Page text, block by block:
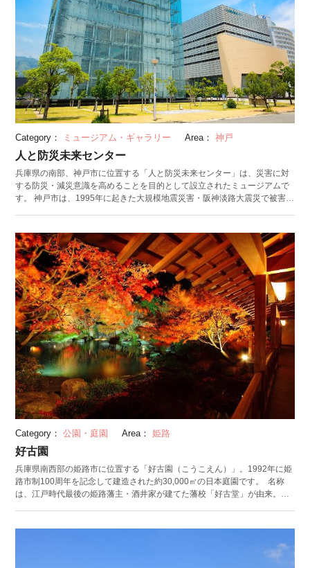
Category： ミュージアム・ギャラリー Area： 神戸
人と防災未来センター
兵庫県の南部、神戸市に位置する「人と防災未来センター」は、災害に対
する防災・減災意識を高めることを目的として設立されたミュージアムで
す。 神戸市は、1995年に起きた大規模地震災害・阪神淡路大震災で被害を
います。 建物は5階建ての西館と3階建ての東館に分かれています。西館で
は、ワークショップの開催や震災を追体験するシアター上映、ジオラマ模
型の展示など、身をもって防災について考えられるコンテンツがたくさ
ん。5階の資料室は無料で開放されています。東館では2011年に起こった
東日本大震災のドキュメンタリーを30分おきに上映しているほか、水と減
災について学ぶゾーンでは津波の実態についても学べます。 館内にはレス
トラン、防災グッズから神戸のお土産までを取り揃えたショップも併設さ
れています。
Category： 公園・庭園 Area： 姫路
好古園
兵庫県南西部の姫路市に位置する「好古園（こうこえん）」。1992年に姫
路市制100周年を記念して建造された約30,000㎡の日本庭園です。 名称
は、江戸時代最後の姫路藩主・酒井家が建てた藩校「好古堂」が由来。姫
園は江戸時代の建築を再現した門や塀に囲まれた9つの庭からなります。庭
園が綺麗に見えるスポットは、御屋敷の庭にかかる「渡り廊下」。左右に
四季折々の景観が広がります。 園内には抹茶がいただける茶室、御膳や蕎